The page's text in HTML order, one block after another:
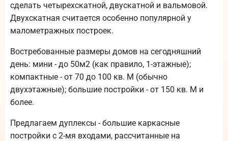
сделать четырехскатной, двускатной и вальмовой.
Двухскатная считается особенно популярной у
малометражных построек.
Востребованные размеры домов на сегодняшний
день: мини - до 50м2 (как правило, 1-этажные);
компактные - от 70 до 100 кв. М (обычно
двухэтажные); большие постройки - от 150 кв. М и
более.
Предлагаем дуплексы - большие каркасные
постройки с 2-мя входами, рассчитанные на